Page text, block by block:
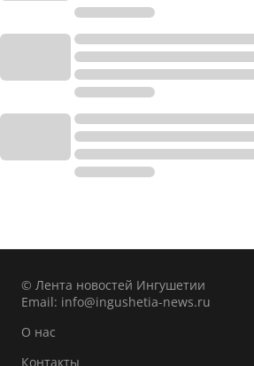
© Лента новостей Ингушетии
Email: info@ingushetia-news.ru
О нас
Контакты